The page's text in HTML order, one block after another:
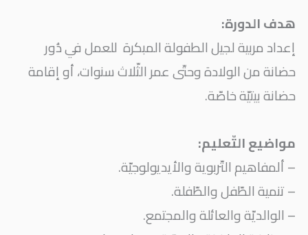
هدف الدورة:
إعداد مربية لجيل الطفولة المبكرة للعمل في دُور
حضانة من الولادة وحتّى عمر الثّلاث سنوات، أو إقامة
حضانة بيتيّة خاصّة.
مواضيع التّعليم:
– ألمفاهيم التّربوية والأيديولوجيّة.
– تنمية الطّفل والطّفلة.
– الوالديّة والعائلة والمجتمع.